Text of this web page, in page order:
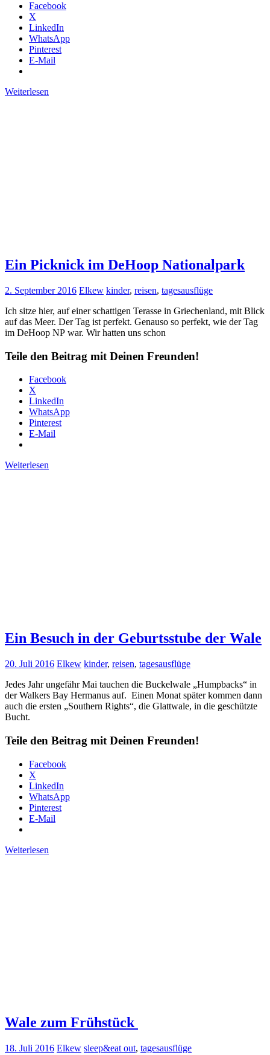
Facebook
X
LinkedIn
WhatsApp
Pinterest
E-Mail
Weiterlesen
Ein Picknick im DeHoop Nationalpark
2. September 2016 Elkew kinder, reisen, tagesausflüge
Ich sitze hier, auf einer schattigen Terasse in Griechenland, mit Blick
auf das Meer. Der Tag ist perfekt. Genauso so perfekt, wie der Tag
im DeHoop NP war. Wir hatten uns schon
Teile den Beitrag mit Deinen Freunden!
Facebook
X
LinkedIn
WhatsApp
Pinterest
E-Mail
Weiterlesen
Ein Besuch in der Geburtsstube der Wale
20. Juli 2016 Elkew kinder, reisen, tagesausflüge
Jedes Jahr ungefähr Mai tauchen die Buckelwale „Humpbacks“ in
der Walkers Bay Hermanus auf. Einen Monat später kommen dann
auch die ersten „Southern Rights“, die Glattwale, in die geschützte
Bucht.
Teile den Beitrag mit Deinen Freunden!
Facebook
X
LinkedIn
WhatsApp
Pinterest
E-Mail
Weiterlesen
Wale zum Frühstück
18. Juli 2016 Elkew sleep&eat out, tagesausflüge